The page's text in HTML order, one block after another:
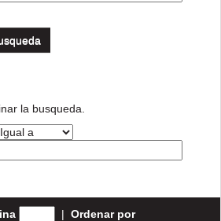
la busqueda.
| Ordenar por